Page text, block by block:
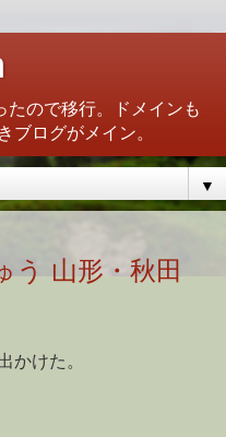
たので移行。ドメインも
ブログがメイン。
▼
う 山形・秋田
かけた。